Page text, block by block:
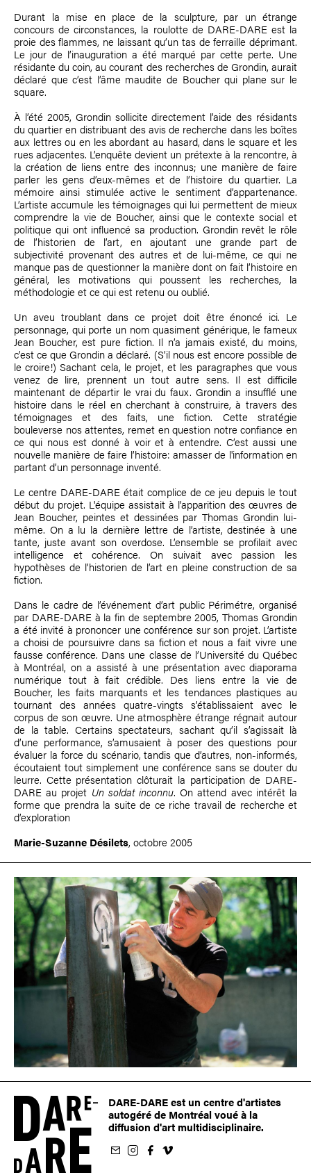
Durant la mise en place de la sculpture, par un étrange
concours de circonstances, la roulotte de DARE-DARE est la
proie des flammes, ne laissant qu’un tas de ferraille déprimant.
Le jour de l’inauguration a été marqué par cette perte. Une
résidante du coin, au courant des recherches de Grondin, aurait
déclaré que c’est l’âme maudite de Boucher qui plane sur le
square.
À l’été 2005, Grondin sollicite directement l’aide des résidants
du quartier en distribuant des avis de recherche dans les boîtes
aux lettres ou en les abordant au hasard, dans le square et les
rues adjacentes. L’enquête devient un prétexte à la rencontre, à
la création de liens entre des inconnus; une manière de faire
parler les gens d’eux-mêmes et de l’histoire du quartier. La
mémoire ainsi stimulée active le sentiment d’appartenance.
L’artiste accumule les témoignages qui lui permettent de mieux
comprendre la vie de Boucher, ainsi que le contexte social et
politique qui ont influencé sa production. Grondin revêt le rôle
de l’historien de l’art, en ajoutant une grande part de
subjectivité provenant des autres et de lui-même, ce qui ne
manque pas de questionner la manière dont on fait l’histoire en
général, les motivations qui poussent les recherches, la
méthodologie et ce qui est retenu ou oublié.
Un aveu troublant dans ce projet doit être énoncé ici. Le
personnage, qui porte un nom quasiment générique, le fameux
Jean Boucher, est pure fiction. Il n’a jamais existé, du moins,
c’est ce que Grondin a déclaré. (S’il nous est encore possible de
le croire!) Sachant cela, le projet, et les paragraphes que vous
venez de lire, prennent un tout autre sens. Il est difficile
maintenant de départir le vrai du faux. Grondin a insufflé une
histoire dans le réel en cherchant à construire, à travers des
témoignages et des faits, une fiction. Cette stratégie
bouleverse nos attentes, remet en question notre confiance en
ce qui nous est donné à voir et à entendre. C’est aussi une
nouvelle manière de faire l’histoire: amasser de l'information en
partant d’un personnage inventé.
Le centre DARE-DARE était complice de ce jeu depuis le tout
début du projet. L'équipe assistait à l’apparition des œuvres de
Jean Boucher, peintes et dessinées parThomas Grondin lui-
même. On a lu la dernière lettre de l’artiste, destinée à une
tante, juste avant son overdose. L’ensemble se profilait avec
intelligence et cohérence. On suivait avec passion les
hypothèses de l’historien de l’art en pleine construction de sa
fiction.
Dans le cadre de l’événement d’art public Périmétre, organisé
par DARE-DARE à la fin de septembre 2005, Thomas Grondin
a été invité à prononcer une conférence sur son projet. L’artiste
a choisi de poursuivre dans sa fiction et nous a fait vivre une
fausse conférence. Dans une classe de l’Université du Québec
à Montréal, on a assisté à une présentation avec diaporama
numérique tout à fait crédible. Des liens entre la vie de
Boucher, les faits marquants et les tendances plastiques au
tournant des années quatre-vingts s’établissaient avec le
corpus de son œuvre. Une atmosphère étrange régnait autour
de la table. Certains spectateurs, sachant qu’il s’agissait là
d’une performance, s’amusaient à poser des questions pour
évaluer la force du scénario, tandis que d’autres, non-informés,
écoutaient tout simplement une conférence sans se douter du
leurre. Cette présentation clôturait la participation de DARE-
DARE au projet Un soldat inconnu. On attend avec intérêt la
forme que prendra la suite de ce riche travail de recherche et
d’exploration
Marie-Suzanne Désilets, octobre 2005
DARE-DARE est un centre d'artistes
autogéré de Montréal voué à la
diffusion d'art multidisciplinaire.
sur Instagram
sur Facebook
nous sur Vimeo